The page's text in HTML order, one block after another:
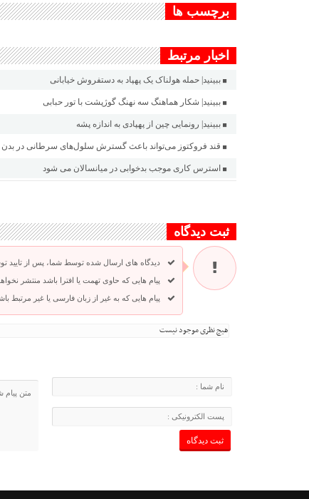
برچسب ها
اخبار مرتبط
ببینید| حمله هولناک یک پهپاد به دستفروش خیابانی
ببینید| شکار هماهنگ سه نهنگ گوژپشت با تور حبابی
ببینید| رونمایی چین از پهپادی به اندازه پشه
قند فروکتوز می‌تواند باعث گسترش سلول‌های سرطانی در
استرس کاری موجب بدخوابی در میانسالان می شود
ثبت دیدگاه
دیدگاه های ارسال شده توسط شما، پس از تایید
پیام هایی که حاوی تهمت یا افترا باشد منتشر
پیام هایی که به غیر از زبان فارسی یا غیر مرتبط
هیچ نظری موجود نیست